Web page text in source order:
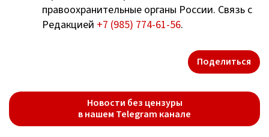
правоохранительные органы России. Связь с
Редакцией +7 (985) 774-61-56.
Поделиться
Новости без цензуры
в нашем Telegram канале